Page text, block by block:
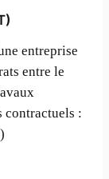
entreprise
entre le
contractuels :